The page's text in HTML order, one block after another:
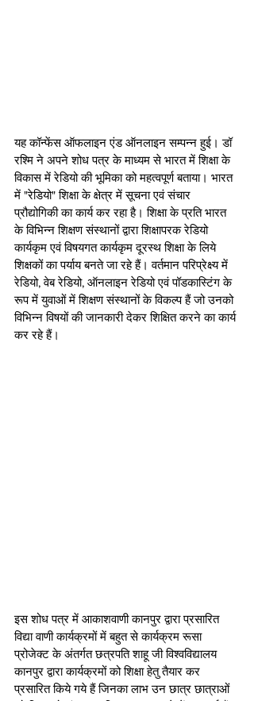
यह कॉन्फेंस ऑफलाइन एंड ऑनलाइन सम्पन्न हुई। डॉ
रश्मि ने अपने शोध पत्र के माध्यम से भारत में शिक्षा के
विकास में रेडियो की भूमिका को महत्वपूर्ण बताया। भारत
में "रेडियो" शिक्षा के क्षेत्र में सूचना एवं संचार
प्रौद्योगिकी का कार्य कर रहा है। शिक्षा के प्रति भारत
के विभिन्न शिक्षण संस्थानों द्वारा शिक्षापरक रेडियो
कार्यकृम एवं विषयगत कार्यकृम दूरस्थ शिक्षा के लिये
शिक्षकों का पर्याय बनते जा रहे हैं। वर्तमान परिप्रेक्ष्य में
रेडियो, वेब रेडियो, ऑनलाइन रेडियो एवं पॉडकास्टिंग के
रूप में युवाओं में शिक्षण संस्थानों के विकल्प हैं जो उनको
विभिन्न विषयों की जानकारी देकर शिक्षित करने का कार्य
कर रहे हैं।
इस शोध पत्र में आकाशवाणी कानपुर द्वारा प्रसारित
विद्या वाणी कार्यक्रमों में बहुत से कार्यक्रम रूसा
प्रोजेक्ट के अंतर्गत छत्रपति शाहू जी विश्वविद्यालय
कानपुर द्वारा कार्यक्रमों को शिक्षा हेतु तैयार कर
प्रसारित किये गये हैं जिनका लाभ उन छात्र छात्राओं